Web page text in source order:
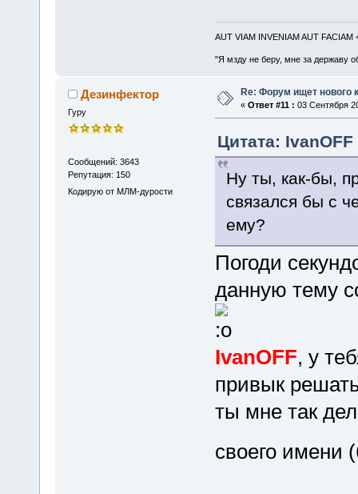
AUT VIAM INVENIAM AUT FACIAM
"Я мзду не беру, мне за державу
Дезинфектор
Гуру
Сообщений: 3643
Репутация: 150
Кодирую от МЛМ-дурости
Re: Форум ищет нового
« Ответ #11 : 03 Сентября
Цитата:
Ну ты, как-бы,
связался бы с
ему?
Погоди
данную тему
IvanOFF, у
привык
ты мне так
своего имени